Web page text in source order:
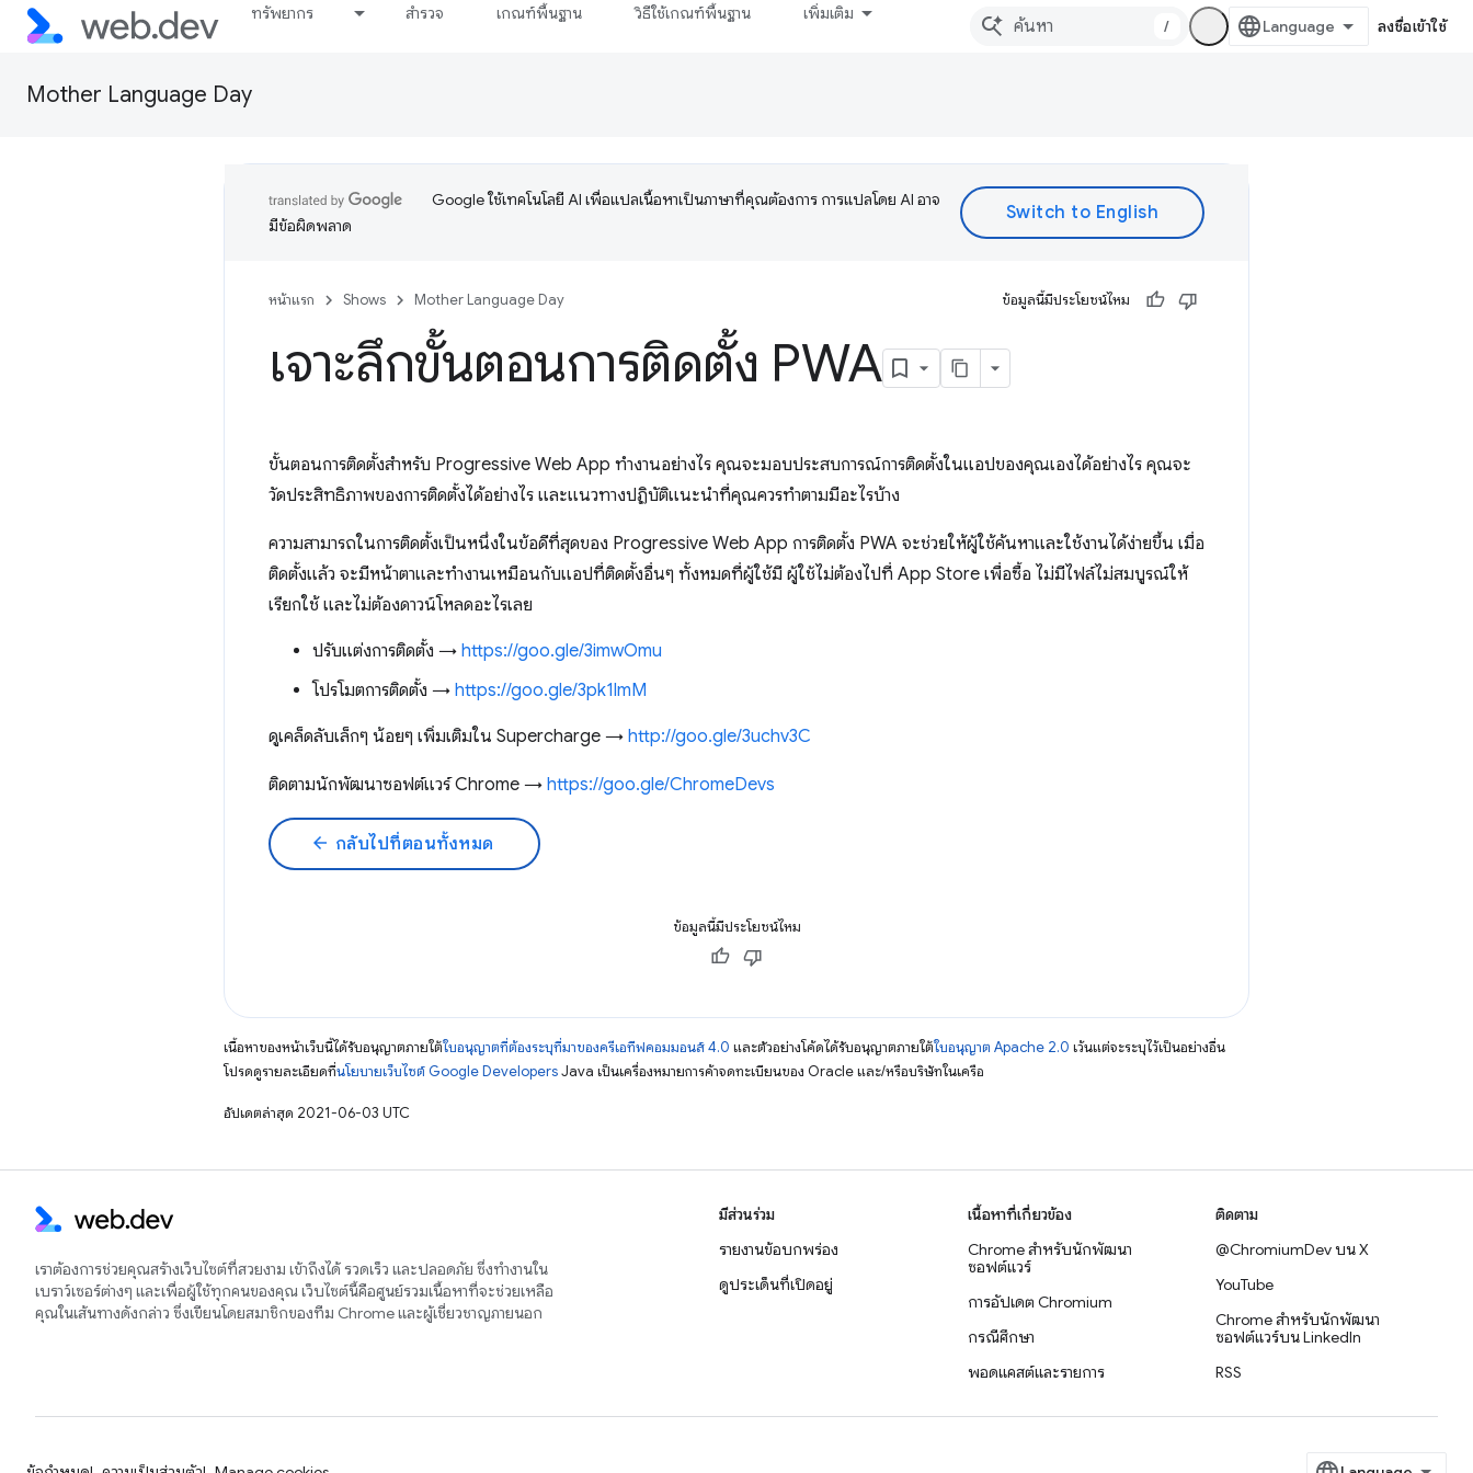
ทรัพยากร สำรวจ เกณฑ์พื้นฐาน วิธีใช้เกณฑ์พื้นฐาน เพิ่มเติม
/ ลงชื่อเข้าใช้
Mother Language Day
Google ใช้เทคโนโลยี AI เพื่อแปลเนื้อหาเป็นภาษาที่คุณต้องการ การแปลโดย AI อาจ
มีข้อผิดพลาด
หน้าแรก Shows Mother Language Day ข้อมูลนี้มีประโยชน์ไหม
เจาะลึกขั้นตอนการติดตั้ง PWA
ขั้นตอนการติดตั้งสำหรับ Progressive Web App ทำงานอย่างไร คุณจะมอบประสบการณ์การติดตั้งในแอปของคุณเองได้อย่างไร คุณจะ
วัดประสิทธิภาพของการติดตั้งได้อย่างไร และแนวทางปฏิบัติแนะนำที่คุณควรทำตามมีอะไรบ้าง
ความสามารถในการติดตั้งเป็นหนึ่งในข้อดีที่สุดของ Progressive Web App การติดตั้ง PWA จะช่วยให้ผู้ใช้ค้นหาและใช้งานได้ง่ายขึ้น เมื่อ
ติดตั้งแล้ว จะมีหน้าตาและทำงานเหมือนกับแอปที่ติดตั้งอื่นๆ ทั้งหมดที่ผู้ใช้มี ผู้ใช้ไม่ต้องไปที่ App Store เพื่อซื้อ ไม่มีไฟล์ไม่สมบูรณ์ให้
เรียกใช้ และไม่ต้องดาวน์โหลดอะไรเลย
ปรับแต่งการติดตั้ง → https://goo.gle/3imwOmu
โปรโมตการติดตั้ง → https://goo.gle/3pk1lmM
ดูเคล็ดลับเล็กๆ น้อยๆ เพิ่มเติมใน Supercharge → http://goo.gle/3uchv3C
ติดตามนักพัฒนาซอฟต์แวร์ Chrome → https://goo.gle/ChromeDevs
arrow_back กลับไปที่ตอนทั้งหมด
ข้อมูลนี้มีประโยชน์ไหม
เนื้อหาของหน้าเว็บนี้ได้รับอนุญาตภายใต้ใบอนุญาตที่ต้องระบุที่มาของครีเอทีฟคอมมอนส์ 4.0 และตัวอย่างโค้ดได้รับอนุญาตภายใต้ใบอนุญาต Apache 2.0 เว้นแต่จะระบุไว้เป็นอย่างอื่น
โปรดดูรายละเอียดที่นโยบายเว็บไซต์ Google DevelopersJava เป็นเครื่องหมายการค้าจดทะเบียนของ Oracle และ/หรือบริษัทในเครือ
อัปเดตล่าสุด 2021-06-03 UTC
เราต้องการช่วยคุณสร้างเว็บไซต์ที่สวยงาม เข้าถึงได้ รวดเร็ว และปลอดภัย ซึ่งทำงานใน
เบราว์เซอร์ต่างๆ และเพื่อผู้ใช้ทุกคนของคุณ เว็บไซต์นี้คือศูนย์รวมเนื้อหาที่จะช่วยเหลือ
คุณในเส้นทางดังกล่าว ซึ่งเขียนโดยสมาชิกของทีม Chrome และผู้เชี่ยวชาญภายนอก
มีส่วนร่วม
รายงานข้อบกพร่อง
ดูประเด็นที่เปิดอยู่
เนื้อหาที่เกี่ยวข้อง
Chrome สำหรับนักพัฒนา
ซอฟต์แวร์
การอัปเดต Chromium
กรณีศึกษา
พอดแคสต์และรายการ
ติดตาม
@ChromiumDev บน X
YouTube
Chrome สำหรับนักพัฒนา
ซอฟต์แวร์บน LinkedIn
RSS